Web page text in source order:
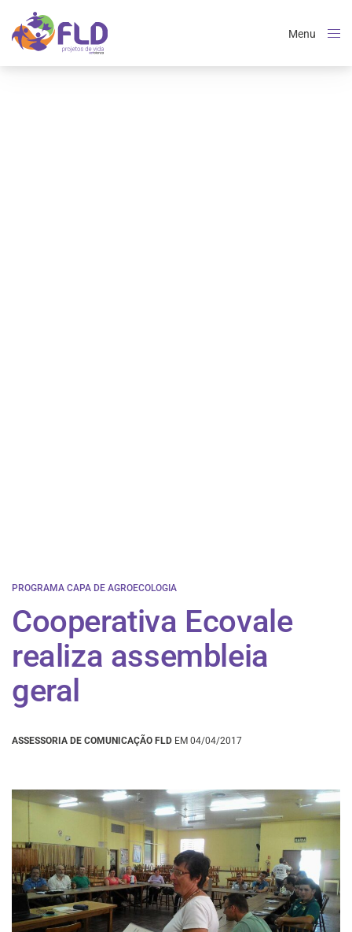
Menu
PROGRAMA CAPA DE AGROECOLOGIA
​Cooperativa Ecovale
realiza assembleia
geral
ASSESSORIA DE COMUNICAÇÃO FLD EM 04/04/2017